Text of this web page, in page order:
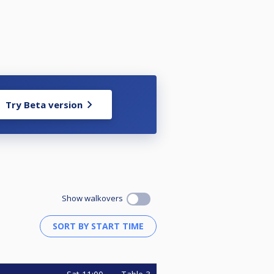
Try Beta version
Show walkovers